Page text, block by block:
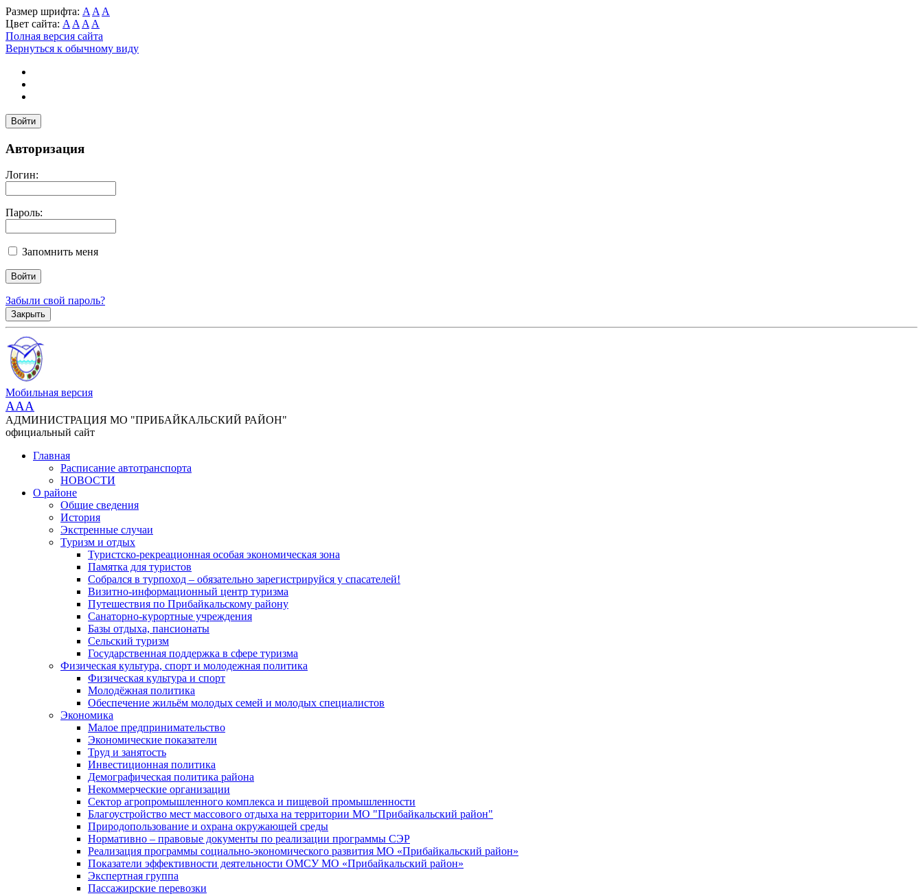
Размер шрифта: A A A
Цвет сайта: A A A A
Полная версия сайта
Вернуться к обычному виду
Войти
Авторизация
Логин:
Пароль:
Запомнить меня
Забыли свой пароль?
Закрыть
Мобильная версия
AAA
АДМИНИСТРАЦИЯ МО "ПРИБАЙКАЛЬСКИЙ РАЙОН"
официальный сайт
Главная
Расписание автотранспорта
НОВОСТИ
О районе
Общие сведения
История
Экстренные случаи
Туризм и отдых
Туристско-рекреационная особая экономическая зона
Памятка для туристов
Собрался в турпоход – обязательно зарегистрируйся у спасателей!
Визитно-информационный центр туризма
Путешествия по Прибайкальскому району
Санаторно-курортные учреждения
Базы отдыха, пансионаты
Сельский туризм
Государственная поддержка в сфере туризма
Физическая культура, спорт и молодежная политика
Физическая культура и спорт
Молодёжная политика
Обеспечение жильём молодых семей и молодых специалистов
Экономика
Малое предпринимательство
Экономические показатели
Труд и занятость
Инвестиционная политика
Демографическая политика района
Некоммерческие организации
Сектор агропромышленного комплекса и пищевой промышленности
Благоустройство мест массового отдыха на территории МО "Прибайкальский район"
Природопользование и охрана окружающей среды
Нормативно – правовые документы по реализации программы СЭР
Реализация программы социально-экономического развития МО «Прибайкальский район»
Показатели эффективности деятельности ОМСУ МО «Прибайкальский район»
Экспертная группа
Пассажирские перевозки